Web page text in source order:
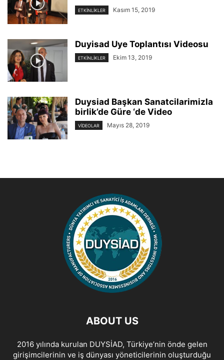
ETKINLIKLER Kasım 15, 2019
Duyisad Uye Toplantısı Videosu
ETKINLIKLER Ekim 13, 2019
Duysiad Başkan Sanatcilarimizla
birlik’de Güre ‘de Video
VIDEOLAR Mayıs 28, 2019
ABOUT US
2016 yılında kurulan DUYSİAD, Türkiye’nin önde gelen
girişimcilerinin ve iş dünyası yöneticilerinin oluşturduğu